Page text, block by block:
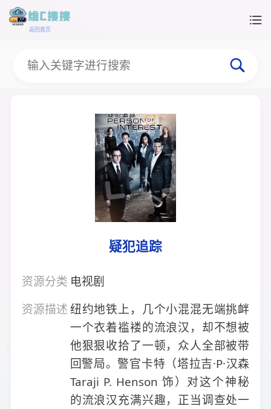
返回首页
疑犯追踪
资源分类 电视剧
资源描述纽约地铁上，几个小混混无端挑衅
一个衣着褴褛的流浪汉，却不想被
他狠狠收拾了一顿，众人全部被带
回警局。警官卡特（塔拉吉·P·汉森
Taraji P. Henson 饰）对这个神秘
的流浪汉充满兴趣，正当调查处一